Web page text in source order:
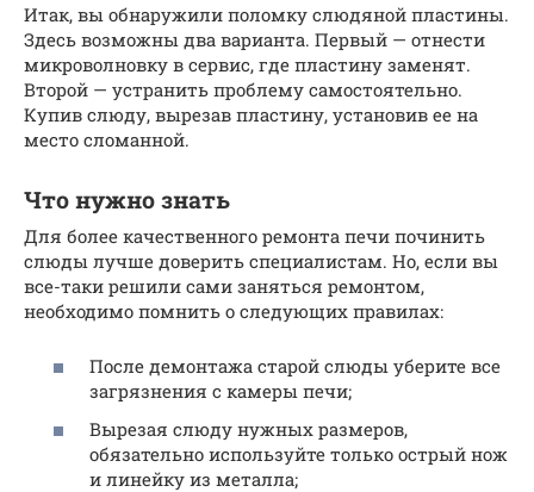
Итак, вы обнаружили поломку слюдяной пластины.
Здесь возможны два варианта. Первый — отнести
микроволновку в сервис, где пластину заменят.
Второй — устранить проблему самостоятельно.
Купив слюду, вырезав пластину, установив ее на
место сломанной.
Что нужно знать
Для более качественного ремонта печи починить
слюды лучше доверить специалистам. Но, если вы
все-таки решили сами заняться ремонтом,
необходимо помнить о следующих правилах:
После демонтажа старой слюды уберите все
загрязнения с камеры печи;
Вырезая слюду нужных размеров,
обязательно используйте только острый нож
и линейку из металла;